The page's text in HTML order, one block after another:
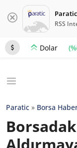
RSS
Dolar
Paratic » Borsa